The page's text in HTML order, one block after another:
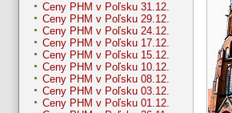
Ceny PHM v Poľsku 31.12.
Ceny PHM v Poľsku 29.12.
Ceny PHM v Poľsku 24.12.
Ceny PHM v Poľsku 17.12.
Ceny PHM v Poľsku 15.12.
Ceny PHM v Poľsku 10.12.
Ceny PHM v Poľsku 08.12.
Ceny PHM v Poľsku 03.12.
Ceny PHM v Poľsku 01.12.